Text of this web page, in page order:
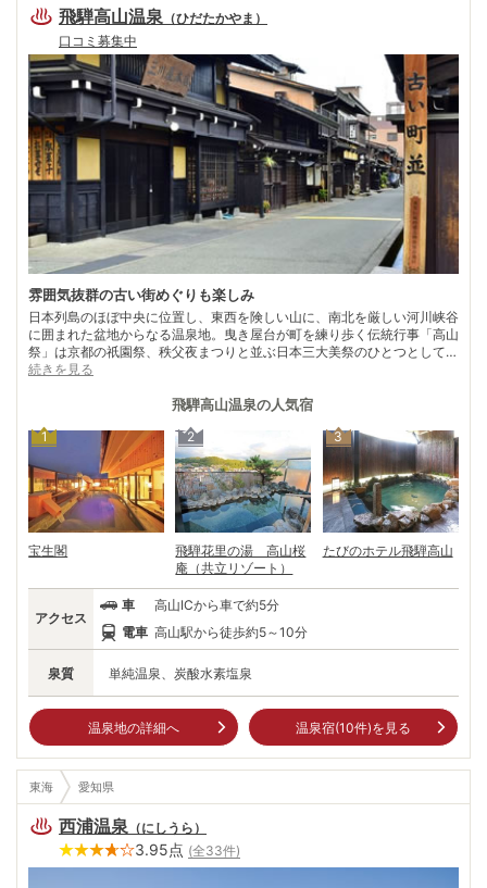
飛騨高山温泉 （ひだたかやま ）
口コミ募集中
雰囲気抜群の古い街めぐりも楽しみ
日本列島のほぼ中央に位置し、東西を険しい山に、南北を厳しい河川峡谷
に囲まれた盆地からなる温泉地。曳き屋台が町を練り歩く伝統行事「高山
祭」は京都の祇園祭、秩父夜まつりと並ぶ日本三大美祭のひとつとして全
国的に知られ、ユネスコ無形文化遺産に登録されている。 彫刻や染物な
匠の技とこころ」として認定されています。 昔懐かしい町家や造り酒屋
歴史の町であり、別名「飛騨の小京都」とも呼ばれる。また、縄文時代の
遺跡が非常に多く、太古の昔から文化が開かれていた事が伺えるのも興味
深い。
続きを見る
飛騨高山温泉の人気宿
1
宝生閣
2
飛騨花里の湯 高山桜
庵（共立リゾート）
3
たびのホテル飛騨高山
泉質 単純温泉、炭酸水素塩泉
アクセス
車
高山ICから車で約5分
電車 高山駅から徒歩約5～10分
温泉地の詳細へ 温泉宿(10件)を見る
東海 愛知県
西浦温泉 （にしうら ）
3.95点 (全33件)